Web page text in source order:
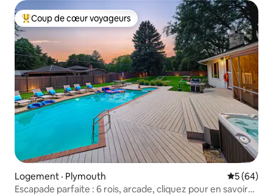
Coup de cœur voyageurs parmi les plus aimés
Coup de cœur voyageurs
Logement · Plymouth Note
5 (64)
Escapade parfaite : 6 rois, arcade, cliquez pour en savoir